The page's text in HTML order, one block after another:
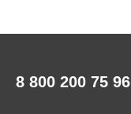
8 800 200 75 96